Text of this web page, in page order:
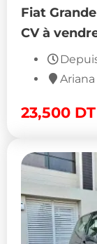
Fiat
CV à
Ariana
23,500 DT